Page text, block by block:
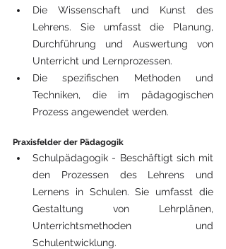
Die Wissenschaft und Kunst des
Lehrens. Sie umfasst die Planung,
Durchführung und Auswertung von
Unterricht und Lernprozessen.
Die spezifischen Methoden und
Techniken, die im pädagogischen
Prozess angewendet werden.
Praxisfelder der Pädagogik
Schulpädagogik - Beschäftigt sich mit
den Prozessen des Lehrens und
Lernens in Schulen. Sie umfasst die
Gestaltung von Lehrplänen,
Unterrichtsmethoden und
Schulentwicklung.